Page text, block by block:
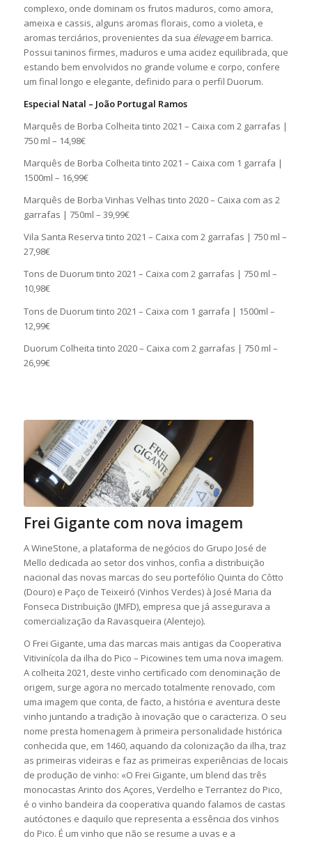
complexo, onde dominam os frutos maduros, como amora,
ameixa e cassis, alguns aromas florais, como a violeta, e
aromas terciários, provenientes da sua élevageem barrica.
Possui taninos firmes, maduros e uma acidez equilibrada, que
estando bem envolvidos no grande volume e corpo, confere
um final longo e elegante, definido para o perfil Duorum.
Especial Natal – João Portugal Ramos
Marquês de Borba Colheita tinto 2021 – Caixa com 2 garrafas |
750 ml – 14,98€
Marquês de Borba Colheita tinto 2021 – Caixa com 1 garrafa |
1500ml – 16,99€
Marquês de Borba Vinhas Velhas tinto 2020 – Caixa com as 2
garrafas | 750ml – 39,99€
Vila Santa Reserva tinto 2021 – Caixa com 2 garrafas | 750 ml –
27,98€
Tons de Duorum tinto 2021 – Caixa com 2 garrafas | 750 ml –
10,98€
Tons de Duorum tinto 2021 – Caixa com 1 garrafa | 1500ml –
12,99€
Duorum Colheita tinto 2020 – Caixa com 2 garrafas | 750 ml –
26,99€
Frei Gigante com nova imagem
A WineStone, a plataforma de negócios do Grupo José de
Mello dedicada ao setor dos vinhos, confia a distribuição
nacional das novas marcas do seu portefólio Quinta do Côtto
(Douro) e Paço de Teixeiró (Vinhos Verdes) à José Maria da
Fonseca Distribuição (JMFD), empresa que já assegurava a
comercialização da Ravasqueira (Alentejo).
O Frei Gigante, uma das marcas mais antigas da Cooperativa
Vitivinícola da ilha do Pico – Picowines tem uma nova imagem.
A colheita 2021, deste vinho certificado com denominação de
origem, surge agora no mercado totalmente renovado, com
uma imagem que conta, de facto, a história e aventura deste
vinho juntando a tradição à inovação que o caracteriza. O seu
nome presta homenagem à primeira personalidade histórica
conhecida que, em 1460, aquando da colonização da ilha, traz
as primeiras videiras e faz as primeiras experiências de locais
de produção de vinho: «O Frei Gigante, um blend das três
monocastas Arinto dos Açores, Verdelho e Terrantez do Pico,
é o vinho bandeira da cooperativa quando falamos de castas
autóctones e daquilo que representa a essência dos vinhos
do Pico. É um vinho que não se resume a uvas e a